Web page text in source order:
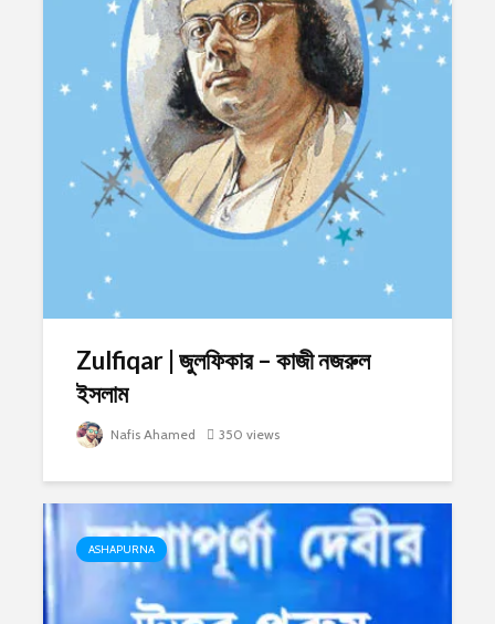
Zulfiqar | জুলফিকার – কাজী নজরুল
ইসলাম
Nafis Ahamed 350 views
ASHAPURNA